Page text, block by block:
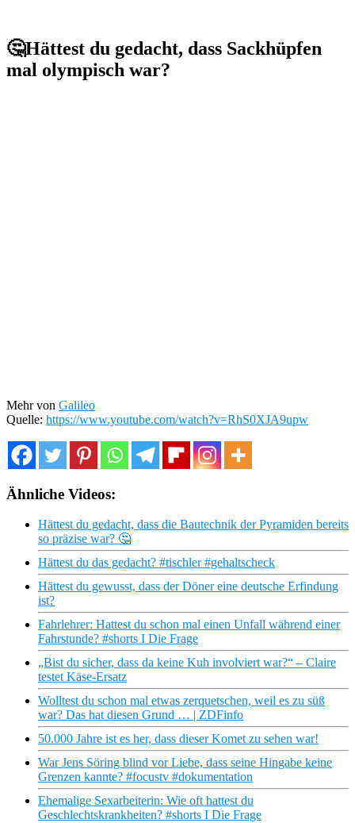
🤔Hättest du gedacht, dass Sackhüpfen
mal olympisch war?
Mehr von Galileo
Quelle: https://www.youtube.com/watch?v=RhS0XJA9upw
Ähnliche Videos:
Hättest du gedacht, dass die Bautechnik der Pyramiden bereits
so präzise war? 🤔
Hättest du das gedacht? #tischler #gehaltscheck
Hättest du gewusst, dass der Döner eine deutsche Erfindung
ist?
Fahrlehrer: Hattest du schon mal einen Unfall während einer
Fahrstunde? #shorts I Die Frage
„Bist du sicher, dass da keine Kuh involviert war?“ – Claire
testet Käse-Ersatz
Wolltest du schon mal etwas zerquetschen, weil es zu süß
war? Das hat diesen Grund … | ZDFinfo
50.000 Jahre ist es her, dass dieser Komet zu sehen war!
War Jens Söring blind vor Liebe, dass seine Hingabe keine
Grenzen kannte? #focustv #dokumentation
Ehemalige Sexarbeiterin: Wie oft hattest du
Geschlechtskrankheiten? #shorts I Die Frage